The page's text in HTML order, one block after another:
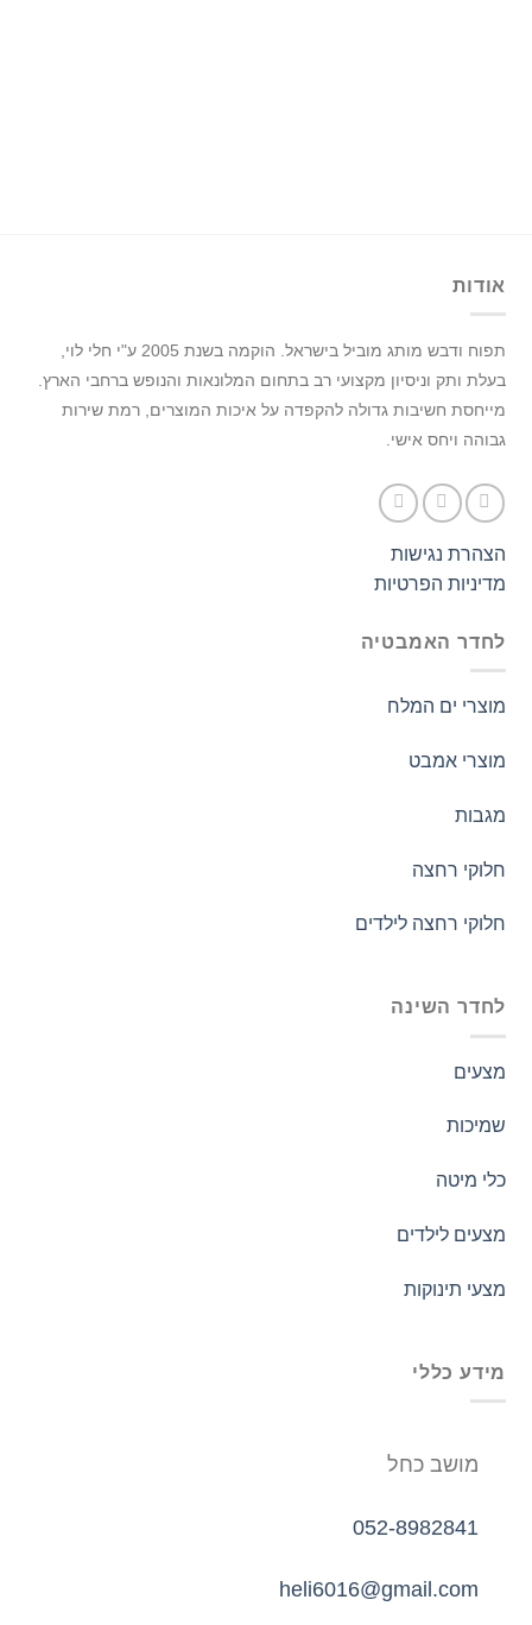
אודות
תפוח ודבש מותג מוביל בישראל.
הוקמה בשנת 2005 ע"י חלי לוי,
בעלת ותק וניסיון מקצועי רב בתחום המלונאות והנופש ברחבי הארץ.
מייחסת חשיבות גדולה להקפדה על איכות המוצרים, רמת שירות
גבוהה ויחס אישי.
הצהרת נגישות
מדיניות הפרטיות
לחדר האמבטיה
מוצרי ים המלח
מוצרי אמבט
מגבות
חלוקי רחצה
חלוקי רחצה לילדים
לחדר השינה
מצעים
שמיכות
כלי מיטה
מצעים לילדים
מצעי תינוקות
מידע כללי
מושב כחל
052-8982841
heli6016@gmail.com